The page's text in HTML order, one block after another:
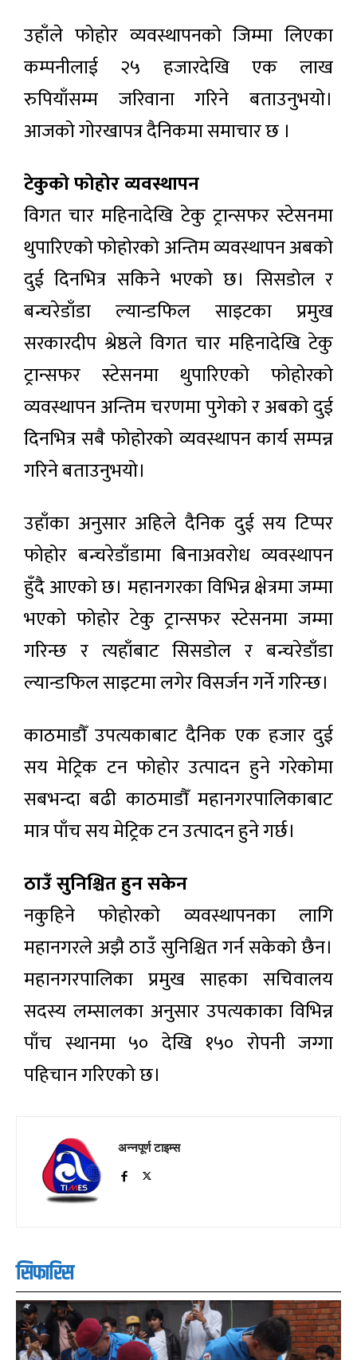
उहाँले फोहोर व्यवस्थापनको जिम्मा लिएका
कम्पनीलाई २५ हजारदेखि एक लाख
रुपियाँसम्म जरिवाना गरिने बताउनुभयो।
आजको गोरखापत्र दैनिकमा समाचार छ ।
टेकुको फोहोर व्यवस्थापन
विगत चार महिनादेखि टेकु ट्रान्सफर स्टेसनमा
थुपारिएको फोहोरको अन्तिम व्यवस्थापन अबको
दुई दिनभित्र सकिने भएको छ। सिसडोल र
बन्चरेडाँडा ल्यान्डफिल साइटका प्रमुख
सरकारदीप श्रेष्ठले विगत चार महिनादेखि टेकु
ट्रान्सफर स्टेसनमा थुपारिएको फोहोरको
व्यवस्थापन अन्तिम चरणमा पुगेको र अबको दुई
दिनभित्र सबै फोहोरको व्यवस्थापन कार्य सम्पन्न
गरिने बताउनुभयो।
उहाँका अनुसार अहिले दैनिक दुई सय टिप्पर
फोहोर बन्चरेडाँडामा बिनाअवरोध व्यवस्थापन
हुँदै आएको छ। महानगरका विभिन्न क्षेत्रमा जम्मा
भएको फोहोर टेकु ट्रान्सफर स्टेसनमा जम्मा
गरिन्छ र त्यहाँबाट सिसडोल र बन्चरेडाँडा
ल्यान्डफिल साइटमा लगेर विसर्जन गर्ने गरिन्छ।
काठमाडौँ उपत्यकाबाट दैनिक एक हजार दुई
सय मेट्रिक टन फोहोर उत्पादन हुने गरेकोमा
सबभन्दा बढी काठमाडौँ महानगरपालिकाबाट
मात्र पाँच सय मेट्रिक टन उत्पादन हुने गर्छ।
ठाउँ सुनिश्चित हुन सकेन
नकुहिने फोहोरको व्यवस्थापनका लागि
महानगरले अझै ठाउँ सुनिश्चित गर्न सकेको छैन।
महानगरपालिका प्रमुख साहका सचिवालय
सदस्य लम्सालका अनुसार उपत्यकाका विभिन्न
पाँच स्थानमा ५० देखि १५० रोपनी जग्गा
पहिचान गरिएको छ।
अन्नपूर्ण टाइम्स
सिफारिस